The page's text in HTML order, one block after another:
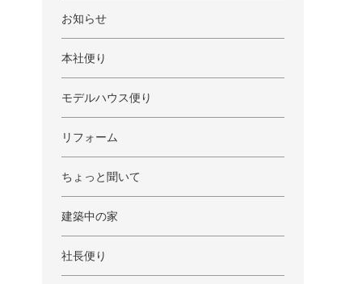
お知らせ
本社便り
モデルハウス便り
リフォーム
ちょっと聞いて
建築中の家
社長便り